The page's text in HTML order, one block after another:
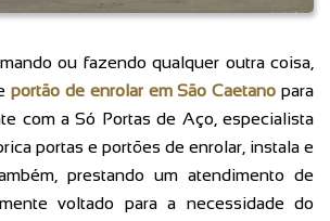
ou fazendo qualquer outra coisa,
portão de enrolar em São Caetano para
com a Só Portas de Aço, especialista
portas e portões de enrolar, instala e
prestando um atendimento de
voltado para a necessidade do